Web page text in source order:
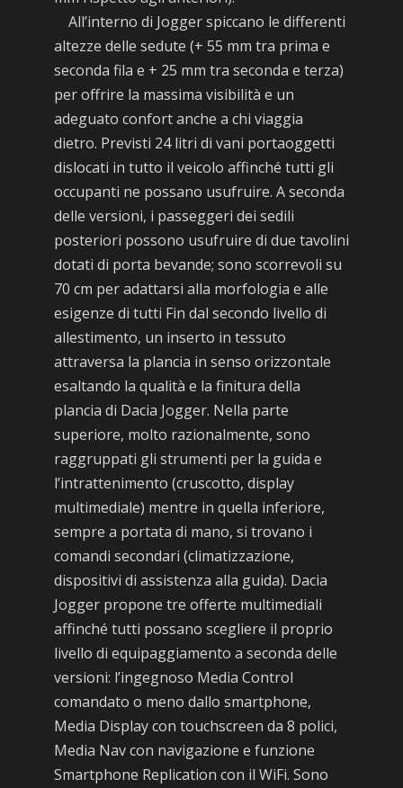
All’interno di Jogger spiccano le differenti
altezze delle sedute (+ 55 mm tra prima e
seconda fila e + 25 mm tra seconda e terza)
per offrire la massima visibilità e un
adeguato confort anche a chi viaggia
dietro. Previsti 24 litri di vani portaoggetti
dislocati in tutto il veicolo affinché tutti gli
occupanti ne possano usufruire. A seconda
delle versioni, i passeggeri dei sedili
posteriori possono usufruire di due tavolini
dotati di porta bevande; sono scorrevoli su
70 cm per adattarsi alla morfologia e alle
esigenze di tutti Fin dal secondo livello di
allestimento, un inserto in tessuto
attraversa la plancia in senso orizzontale
esaltando la qualità e la finitura della
plancia di Dacia Jogger. Nella parte
superiore, molto razionalmente, sono
raggruppati gli strumenti per la guida e
l’intrattenimento (cruscotto, display
multimediale) mentre in quella inferiore,
sempre a portata di mano, si trovano i
comandi secondari (climatizzazione,
dispositivi di assistenza alla guida). Dacia
Jogger propone tre offerte multimediali
affinché tutti possano scegliere il proprio
livello di equipaggiamento a seconda delle
versioni: l’ingegnoso Media Control
comandato o meno dallo smartphone,
Media Display con touchscreen da 8 polici,
Media Nav con navigazione e funzione
Smartphone Replication con il WiFi. Sono